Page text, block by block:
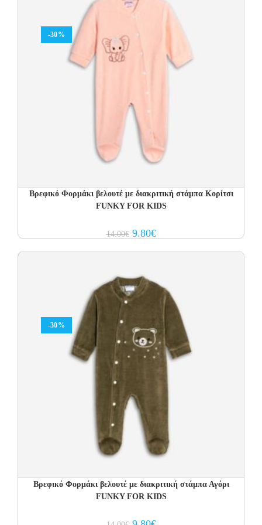
-30%
Βρεφικό Φορμάκι βελουτέ με διακριτική στάμπα Κορίτσι
FUNKY FOR KIDS
14.00€ Original
price
9.80€Current
price
-30%
Βρεφικό Φορμάκι βελουτέ με διακριτική στάμπα Αγόρι
FUNKY FOR KIDS
OriginalCurrent